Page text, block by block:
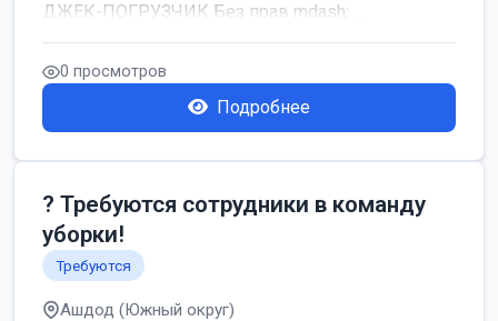
ДЖЕК-ПОГРУЗЧИК Без прав mdash; ...
0 просмотров
Подробнее
? Требуются сотрудники в команду
уборки!
Требуются
Ашдод (Южный округ)